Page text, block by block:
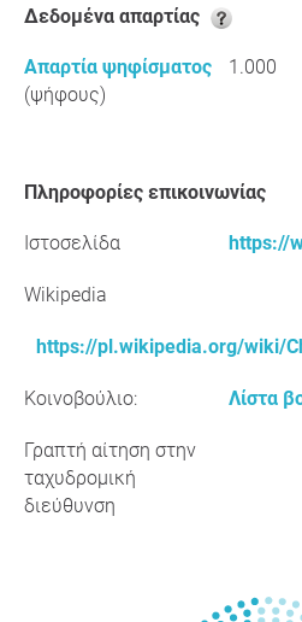
Δεδομένα απαρτίας
Απαρτία ψηφίσματος
(ψήφους)
1.000
Πληροφορίες επικοινωνίας
Ιστοσελίδα https://
Wikipedia
https://pl.wikipedia.org/wiki/
Κοινοβούλιο: Λίστα
Γραπτή αίτηση στην
ταχυδρομική
διεύθυνση